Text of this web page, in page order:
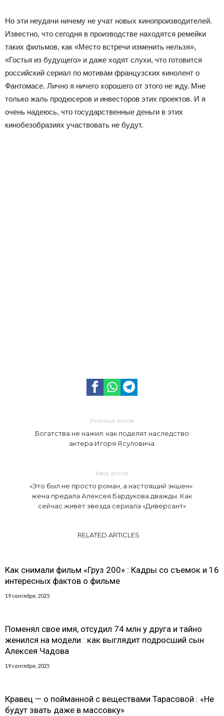
Но эти неудачи ничему не учат новых кинопроизводителей.
Известно, что сегодня в производстве находятся ремейки
таких фильмов, как «Место встречи изменить нельзя»,
«Гостья из будущего» и даже ходят слухи, что готовится
российский сериал по мотивам французских кинолент о
Фантомасе. Лично я ничего хорошего от этого не жду. Мне
только жаль продюсеров и инвесторов этих проектов. И я
очень надеюсь, что государственные деньги в этих
кинобезобразиях участвовать не будут.
Previous article
Богатства не нажил: как поделят наследство
актера Игоря Ясуловича
Next article
«Это был не просто роман, а настоящий экшен»:
жена предала Алексея Бардукова дважды. Как
сейчас живёт звезда сериала «Диверсант»
RELATED ARTICLES
Как снимали фильм «Груз 200» : Кадры со съемок и 16
интересных фактов о фильме
19 сентября, 2025
Поменял свое имя, отсудил 74 млн у друга и тайно
женился на модели : как выглядит подросший сын
Алексея Чадова
19 сентября, 2025
Кравец — о пойманной с веществами Тарасовой : «Не
будут звать даже в массовку»